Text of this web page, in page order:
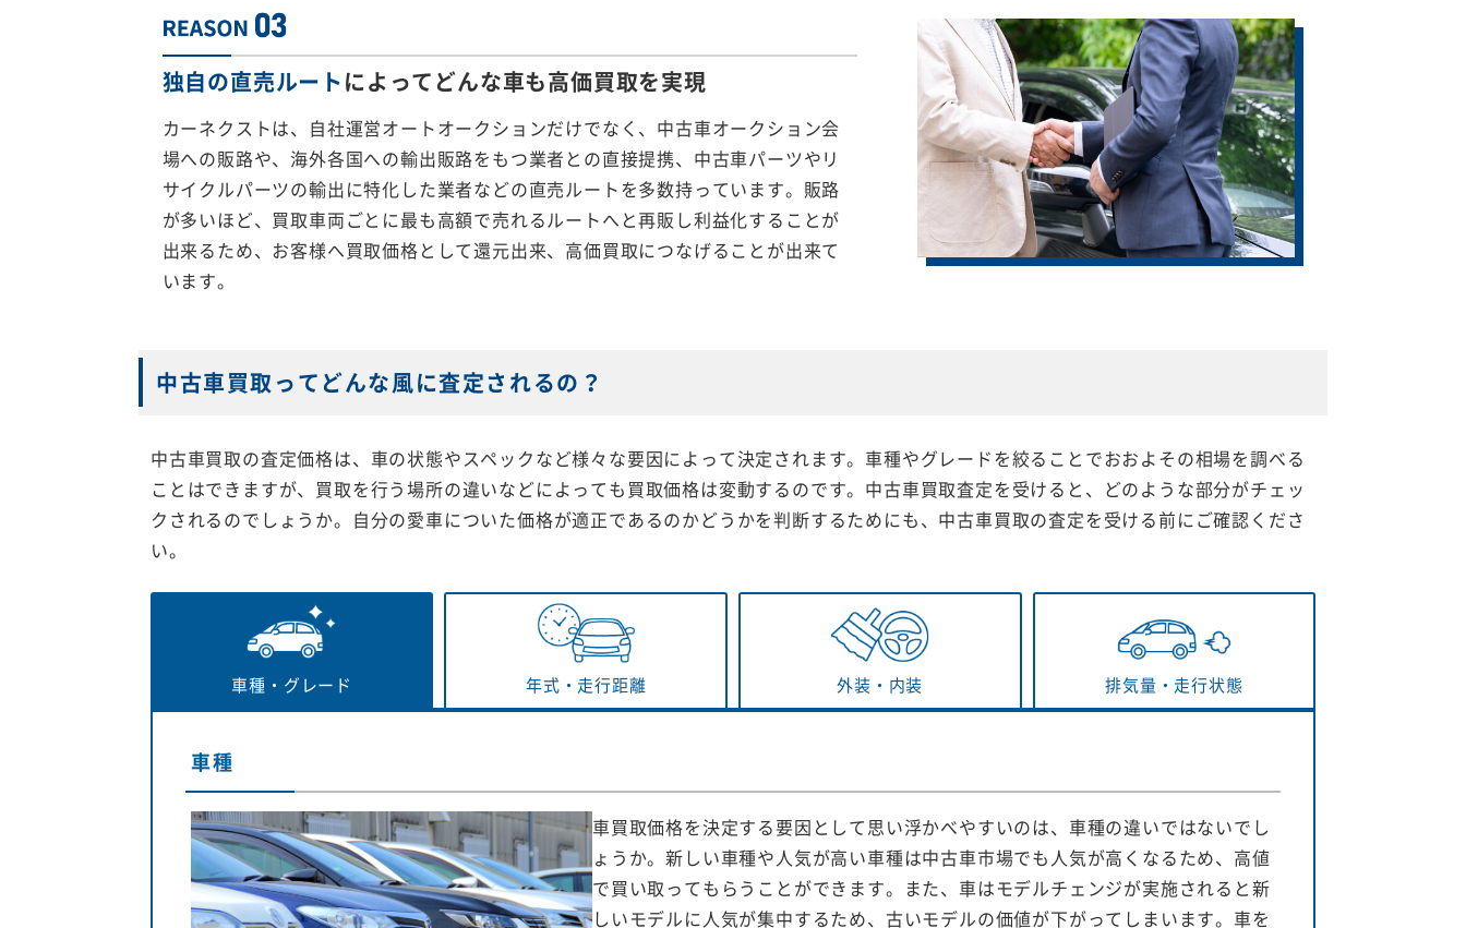
独自の直売ルートによってどんな車も高価買取を実現
カーネクストは、自社運営オートオークションだけでなく、中古車オークション会
場への販路や、海外各国への輸出販路をもつ業者との直接提携、中古車パーツやリ
サイクルパーツの輸出に特化した業者などの直売ルートを多数持っています。販路
が多いほど、買取車両ごとに最も高額で売れるルートへと再販し利益化することが
出来るため、お客様へ買取価格として還元出来、高価買取につなげることが出来て
います。
中古車買取ってどんな風に査定されるの？
中古車買取の査定価格は、車の状態やスペックなど様々な要因によって決定されます。車種やグレードを絞ることでおおよその相場を調べる
ことはできますが、買取を行う場所の違いなどによっても買取価格は変動するのです。中古車買取査定を受けると、どのような部分がチェッ
クされるのでしょうか。自分の愛車についた価格が適正であるのかどうかを判断するためにも、中古車買取の査定を受ける前にご確認くださ
い。
車種・ グレード 年式・ 走行距離 外装・ 内装 排気量・ 走行状態
車種
車買取価格を決定する要因として思い浮かべやすいのは、車種の違いではないでし
ょうか。新しい車種や人気が高い車種は中古車市場でも人気が高くなるため、高値
で買い取ってもらうことができます。また、車はモデルチェンジが実施されると新
しいモデルに人気が集中するため、古いモデルの価値が下がってしまいます。車を